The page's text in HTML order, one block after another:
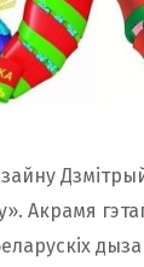
Акрамя